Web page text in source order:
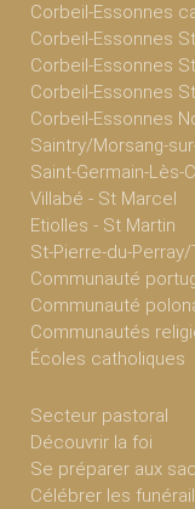
Corbeil-Essonnes
Corbeil-Essonnes
Corbeil-Essonnes
Corbeil-Essonnes
Corbeil-Essonnes
Saintry/Morsang-
Saint-Germain-Lès-
Villabé - St Marcel
Etiolles - St Martin
St-Pierre-du-
Communauté
Communauté
Communautés
Écoles catholiques
Secteur pastoral
Découvrir la foi
Se préparer aux
Célébrer les